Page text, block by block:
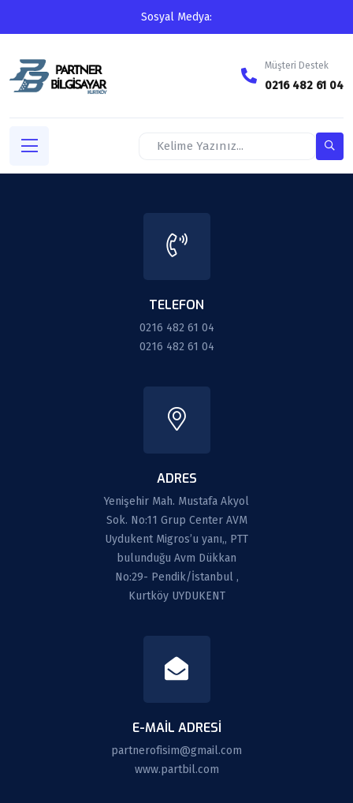
Sosyal Medya:
Müşteri Destek
0216 482 61 04
TELEFON
0216 482 61 04
0216 482 61 04
ADRES
Yenişehir Mah. Mustafa Akyol
Sok. No:11 Grup Center AVM
Uydukent Migros’u yanı,, PTT
bulunduğu Avm Dükkan
No:29- Pendik/İstanbul ,
Kurtköy UYDUKENT
E-MAIL ADRESI
partnerofisim@gmail.com
www.partbil.com